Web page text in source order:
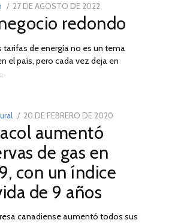
POSTED
ON
27 DE AGOSTO DE 202230
DE
DE
2022
redondo
tarifas de energía no es un tema
el país, pero cada vez deja en
03
POSTED
ON
20 DE FEBRERO DE 2020
2025
aumentó
de gas en
con un índice
de 9 años
canadiense aumentó todos sus